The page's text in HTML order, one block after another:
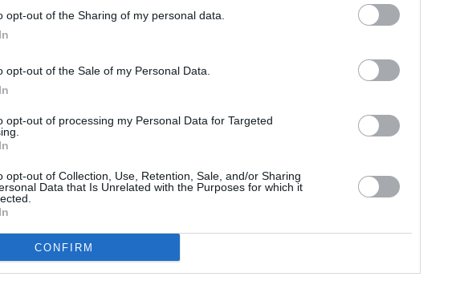
opt-out of the Sharing of my personal data.
opt-out of the Sale of my Personal Data.
opt-out of processing my Personal Data for Targeted
opt-out of Collection, Use, Retention, Sale, and/or Sharing
Data that Is Unrelated with the Purposes for which it
CONFIRM
cu felinare roşii”unde se practică
susţinută de un proiect de lege
şi care a primit susţinere din toate
Forza Italia până la exponenţi ai
jumătate din imaginea proastă pe
primari de a transforma unele zone
care să se concentreze prostituatele nu
dedicate sexului cu plată.